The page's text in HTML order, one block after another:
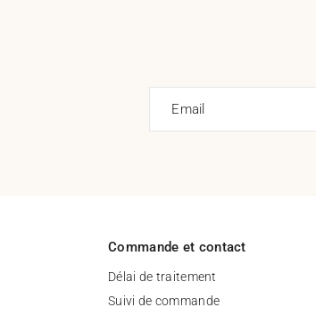
Email
Commande et contact
Délai de traitement
Suivi de commande